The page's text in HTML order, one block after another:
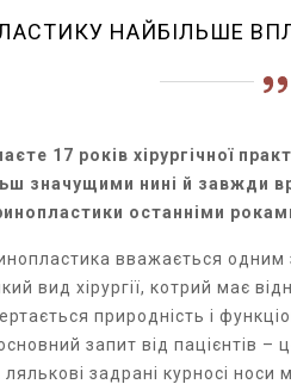
НАЙБІЛЬШЕ
17 років хірургічної
значущими нині й завжди
останніми
вважається одним
вид хірургії, котрий має
природність і
запит від пацієнтів
задрані курносі носи